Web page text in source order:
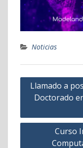
Noticias
Navegación
Llamado a
Doctorado
Curso